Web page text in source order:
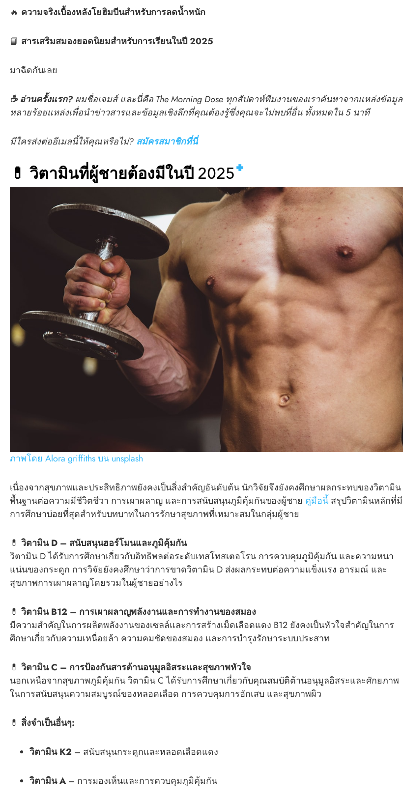
🔥 ความจริงเบื้องหลังโยฮิมบีนสำหรับการลดน้ำหนัก
📘 สารเสริมสมองยอดนิยมสำหรับการเรียนในปี 2025
มาฉีดกันเลย
☕️ อ่านครั้งแรก? ผมชื่อเจมส์ และนี่คือ The Morning Dose ทุกสัปดาห์ทีมงานของเราค้นหาจากแหล่งข้อมูล
หลายร้อยแหล่งเพื่อนำข่าวสารและข้อมูลเชิงลึกที่คุณต้องรู้ซึ่งคุณจะไม่พบที่อื่น ทั้งหมดใน 5 นาที
มีใครส่งต่ออีเมลนี้ให้คุณหรือไม่? สมัครสมาชิกที่นี่
💊 วิตามินที่ผู้ชายต้องมีในปี 2025
ภาพโดย Alora griffiths บน unsplash
เนื่องจากสุขภาพและประสิทธิภาพยังคงเป็นสิ่งสำคัญอันดับต้น นักวิจัยจึงยังคงศึกษาผลกระทบของวิตามิน
พื้นฐานต่อความมีชีวิตชีวา การเผาผลาญ และการสนับสนุนภูมิคุ้มกันของผู้ชาย คู่มือนี้ สรุปวิตามินหลักที่มี
การศึกษาบ่อยที่สุดสำหรับบทบาทในการรักษาสุขภาพที่เหมาะสมในกลุ่มผู้ชาย
💊 วิตามิน D – สนับสนุนฮอร์โมนและภูมิคุ้มกัน
วิตามิน D ได้รับการศึกษาเกี่ยวกับอิทธิพลต่อระดับเทสโทสเตอโรน การควบคุมภูมิคุ้มกัน และความหนา
แน่นของกระดูก การวิจัยยังคงศึกษาว่าการขาดวิตามิน D ส่งผลกระทบต่อความแข็งแรง อารมณ์ และ
สุขภาพการเผาผลาญโดยรวมในผู้ชายอย่างไร
💊 วิตามิน B12 – การเผาผลาญพลังงานและการทำงานของสมอง
มีความสำคัญในการผลิตพลังงานของเซลล์และการสร้างเม็ดเลือดแดง B12 ยังคงเป็นหัวใจสำคัญในการ
ศึกษาเกี่ยวกับความเหนื่อยล้า ความคมชัดของสมอง และการบำรุงรักษาระบบประสาท
💊 วิตามิน C – การป้องกันสารต้านอนุมูลอิสระและสุขภาพหัวใจ
นอกเหนือจากสุขภาพภูมิคุ้มกัน วิตามิน C ได้รับการศึกษาเกี่ยวกับคุณสมบัติต้านอนุมูลอิสระและศักยภาพ
ในการสนับสนุนความสมบูรณ์ของหลอดเลือด การควบคุมการอักเสบ และสุขภาพผิว
💊 สิ่งจำเป็นอื่นๆ:
วิตามิน K2 – สนับสนุนกระดูกและหลอดเลือดแดง
วิตามิน A – การมองเห็นและการควบคุมภูมิคุ้มกัน